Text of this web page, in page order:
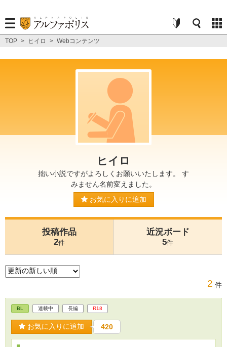
TOP > ヒイロ > Webコンテンツ
ヒイロ
拙い小説ですがよろしくお願いいたします。 す
みません名前変えました。
お気に入りに追加
投稿作品
2件
近況ボード
5件
2 件
BL 連載中 長編 R18
お気に入りに追加 420